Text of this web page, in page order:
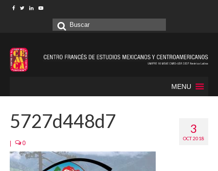
Buscar
MENU
3
OCT 2018
5727d448d7
0